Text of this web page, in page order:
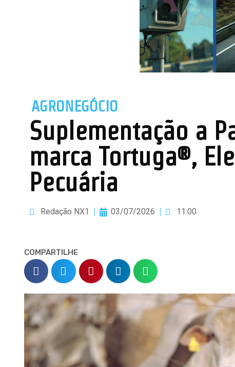
AGRONEGÓCIO
Suplementação a
marca Tortuga®,
Pecuária
Redação NX1 03/07/2026 11:00
COMPARTILHE